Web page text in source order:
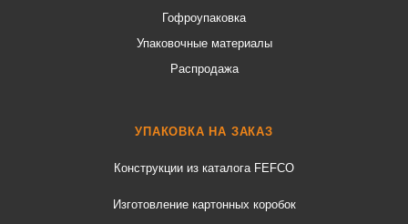
Гофроупаковка
Упаковочные материалы
Распродажа
УПАКОВКА НА ЗАКАЗ
Конструкции из каталога FEFCO
Изготовление картонных коробок